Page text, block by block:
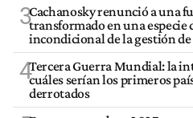
3Cachanosky renunció a una
transformado en una
incondicional de la gestión
4Tercera Guerra Mundial: la
cuáles serían los primeros
derrotados